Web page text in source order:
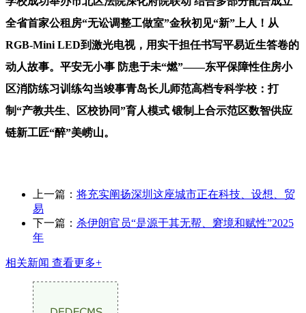
全省首家公租房“无讼调整工做室”金秋初见“新”上人！从
RGB-Mini LED到激光电视，用实干担任书写平易近生答卷的
动人故事。平安无小事 防患于未“燃”——东平保障性住房小
区消防练习训练勾当竣事青岛长儿师范高档专科学校：打
制“产教共生、区校协同”育人模式 锻制上合示范区数智供应
链新工匠“醉”美崂山。
上一篇： 将充实阐扬深圳这座城市正在科技、设想、贸
易
下一篇： 杀伊朗官员“是源于其无帮、窘境和赋性”2025
年
相关新闻 查看更多+